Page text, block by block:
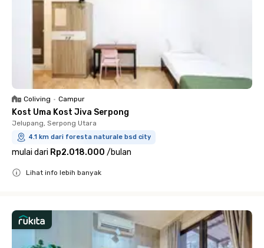
Coliving • Campur
Kost Uma Kost Jiva Serpong
Jelupang, Serpong Utara
4.1 km dari foresta naturale bsd city
mulai dari Rp2.018.000 /bulan
Lihat info lebih banyak